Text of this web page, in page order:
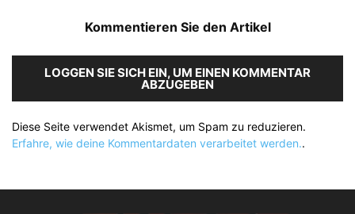
Kommentieren Sie den Artikel
LOGGEN SIE SICH EIN, UM EINEN KOMMENTAR
ABZUGEBEN
Diese Seite verwendet Akismet, um Spam zu reduzieren.
Erfahre, wie deine Kommentardaten verarbeitet werden..